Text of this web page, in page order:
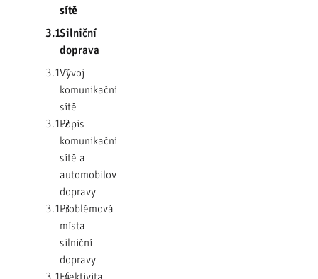
sítě
3.1Silniční
doprava
3.1.1Vývoj
komunikační
sítě
3.1.2Popis
komunikační
sítě a
automobilové
dopravy
3.1.3Problémová
místa
silniční
dopravy